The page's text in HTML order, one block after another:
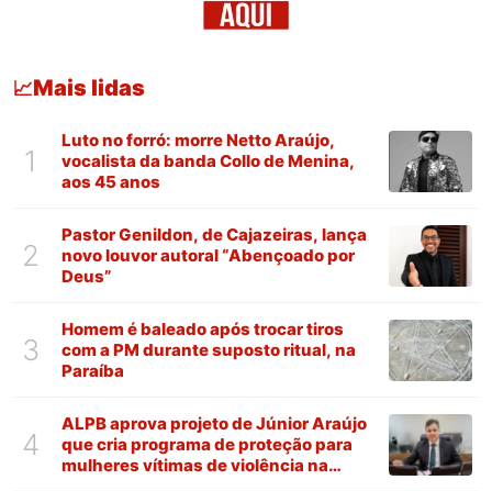
📈Mais lidas
1
Luto no forró: morre Netto Araújo,
vocalista da banda Collo de Menina,
aos 45 anos
2
Pastor Genildon, de Cajazeiras, lança
novo louvor autoral “Abençoado por
Deus”
3
Homem é baleado após trocar tiros
com a PM durante suposto ritual, na
Paraíba
4
ALPB aprova projeto de Júnior Araújo
que cria programa de proteção para
mulheres vítimas de violência na